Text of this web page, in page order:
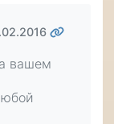
вашем